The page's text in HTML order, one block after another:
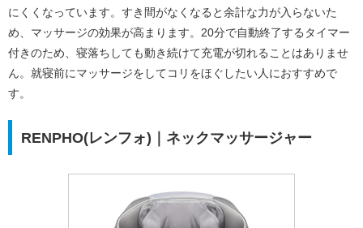
にくくなっています。すき間がなくなると余計な力が入らないた
め、マッサージの効果が高まります。20分で自動終了するタイマー
付きのため、寝落ちしても動き続けて充電が切れることはありませ
ん。就寝前にマッサージをしてコリをほぐしたい人におすすめで
す。
RENPHO(レンフォ)｜ネックマッサージャー